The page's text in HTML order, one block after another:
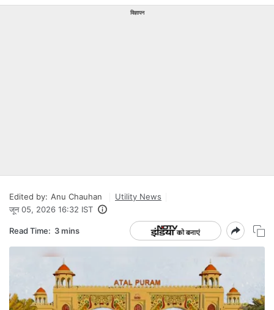
विज्ञापन
Edited by: Anu Chauhan
Utility News
जून 05, 2026 16:32 IST
Read Time: 3 mins